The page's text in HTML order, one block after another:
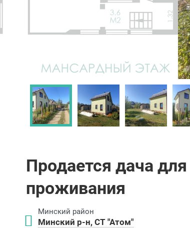
Продается дача для
проживания
Минский район
Минский р-н, СТ "Атом"